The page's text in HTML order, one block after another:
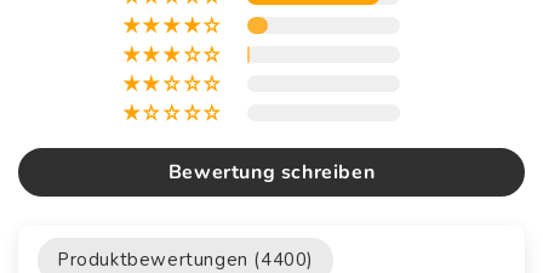
Bewertung schreiben
Produktbewertungen (4400)